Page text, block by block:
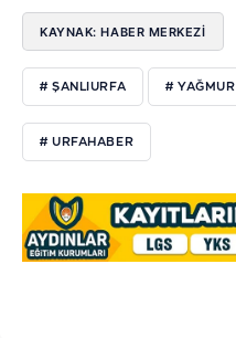
KAYNAK: HABER MERKEZİ
# ŞANLIURFA # YAĞMUR
# URFAHABER